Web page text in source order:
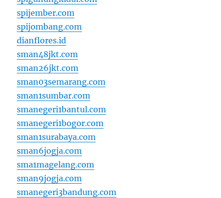
spijember.com
spijombang.com
dianflores.id
sman48jkt.com
sman26jkt.com
sman03semarang.com
sman1sumbar.com
smanegeri1bantul.com
smanegeri1bogor.com
sman1surabaya.com
sman6jogja.com
sma1magelang.com
sman9jogja.com
smanegeri3bandung.com